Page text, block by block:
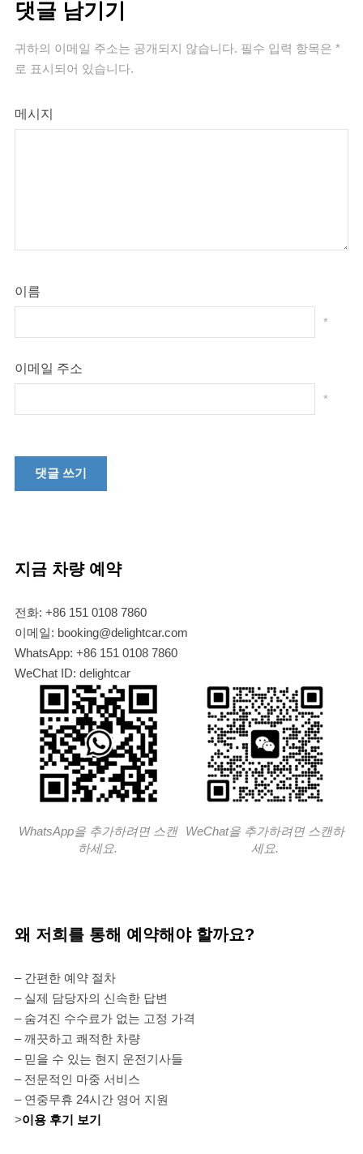
댓글 남기기
귀하의 이메일 주소는 공개되지 않습니다. 필수 입력 항목은 *
로 표시되어 있습니다.
메시지
이름
*
이메일 주소
*
지금 차량 예약
전화: +86 151 0108 7860
이메일: booking@delightcar.com
WhatsApp: +86 151 0108 7860
WeChat ID: delightcar
WhatsApp을 추가하려면 스캔
하세요.
WeChat을 추가하려면 스캔하
세요.
왜 저희를 통해 예약해야 할까요?
– 간편한 예약 절차
– 실제 담당자의 신속한 답변
– 숨겨진 수수료가 없는 고정 가격
– 깨끗하고 쾌적한 차량
– 믿을 수 있는 현지 운전기사들
– 전문적인 마중 서비스
– 연중무휴 24시간 영어 지원
>이용 후기 보기